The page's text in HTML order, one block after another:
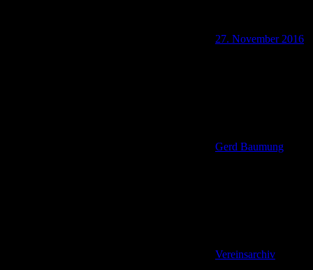
27. November 2016
Gerd Baumung
Vereinsarchiv